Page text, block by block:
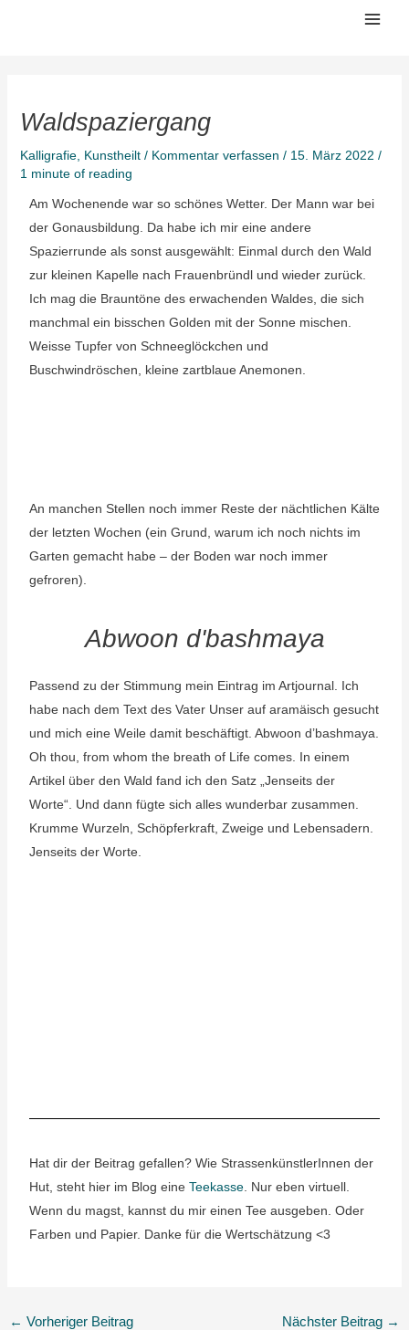
Waldspaziergang
Kalligrafie, Kunstheilt/ Kommentar verfassen / 15. März 2022 /
1 minute of reading
Am Wochenende war so schönes Wetter. Der Mann war bei
der Gonausbildung. Da habe ich mir eine andere
Spazierrunde als sonst ausgewählt: Einmal durch den Wald
zur kleinen Kapelle nach Frauenbründl und wieder zurück.
Ich mag die Brauntöne des erwachenden Waldes, die sich
manchmal ein bisschen Golden mit der Sonne mischen.
Weisse Tupfer von Schneeglöckchen und
Buschwindröschen, kleine zartblaue Anemonen.
An manchen Stellen noch immer Reste der nächtlichen Kälte
der letzten Wochen (ein Grund, warum ich noch nichts im
Garten gemacht habe – der Boden war noch immer
gefroren).
Abwoon d'bashmaya
Passend zu der Stimmung mein Eintrag im Artjournal. Ich
habe nach dem Text des Vater Unser auf aramäisch gesucht
und mich eine Weile damit beschäftigt. Abwoon d’bashmaya.
Oh thou, from whom the breath of Life comes. In einem
Artikel über den Wald fand ich den Satz „Jenseits der
Worte“. Und dann fügte sich alles wunderbar zusammen.
Krumme Wurzeln, Schöpferkraft, Zweige und Lebensadern.
Jenseits der Worte.
Hat dir der Beitrag gefallen? Wie StrassenkünstlerInnen der
Hut, steht hier im Blog eine Teekasse. Nur eben virtuell.
Wenn du magst, kannst du mir einen Tee ausgeben. Oder
Farben und Papier. Danke für die Wertschätzung <3
← Vorheriger Beitrag Nächster Beitrag →